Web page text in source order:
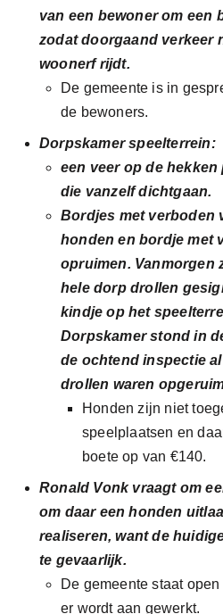
van een bewoner om een
zodat doorgaand verkeer
woonerf rijdt.
De gemeente is in
de bewoners.
Dorpskamer speelterrein:
een veer op de hekken
die vanzelf dichtgaan.
Bordjes met verboden
honden en bordje met
opruimen. Vanmorgen
hele dorp drollen
kindje op het
Dorpskamer stond in
de ochtend inspectie
drollen waren
Honden zijn niet
speelplaatsen en
boete op van €140.
Ronald Vonk vraagt om
om daar een honden
realiseren, want de
te gevaarlijk.
De gemeente staat
er wordt aan gewerkt.